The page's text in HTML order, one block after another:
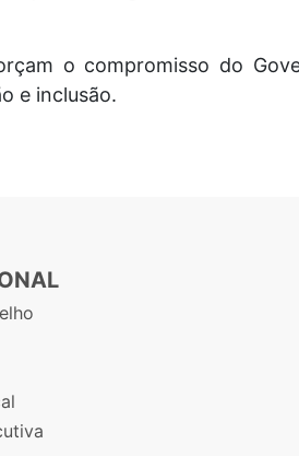
o compromisso do
e inclusão.